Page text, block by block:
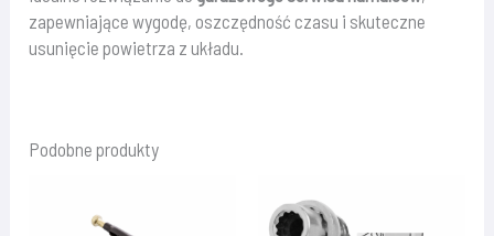
zapewniające wygodę, oszczędność czasu i skuteczne
usunięcie powietrza z układu.
Podobne produkty